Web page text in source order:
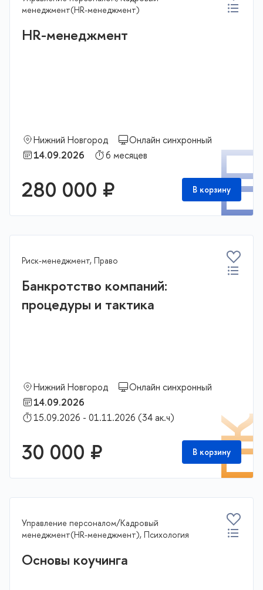
менеджмент(HR-менеджмент)
HR-менеджмент
Нижний Новгород
Онлайн синхронный
14.09.2026
6 месяцев
280 000 ₽ В корзину
Риск-менеджмент, Право
Банкротство компаний:
процедуры и тактика
Нижний Новгород
Онлайн синхронный
14.09.2026
15.09.2026 - 01.11.2026 (34 ак.ч)
30 000 ₽ В корзину
Управление персоналом/Кадровый
менеджмент(HR-менеджмент), Психология
Основы коучинга